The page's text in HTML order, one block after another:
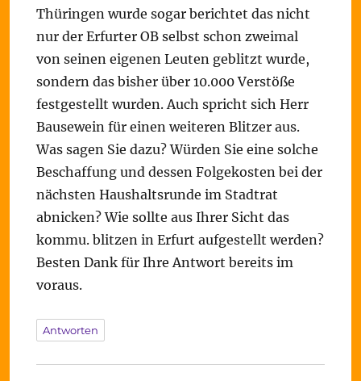
Thüringen wurde sogar berichtet das nicht
nur der Erfurter OB selbst schon zweimal
von seinen eigenen Leuten geblitzt wurde,
sondern das bisher über 10.000 Verstöße
festgestellt wurden. Auch spricht sich Herr
Bausewein für einen weiteren Blitzer aus.
Was sagen Sie dazu? Würden Sie eine solche
Beschaffung und dessen Folgekosten bei der
nächsten Haushaltsrunde im Stadtrat
abnicken? Wie sollte aus Ihrer Sicht das
kommu. blitzen in Erfurt aufgestellt werden?
Besten Dank für Ihre Antwort bereits im
voraus.
Antworten